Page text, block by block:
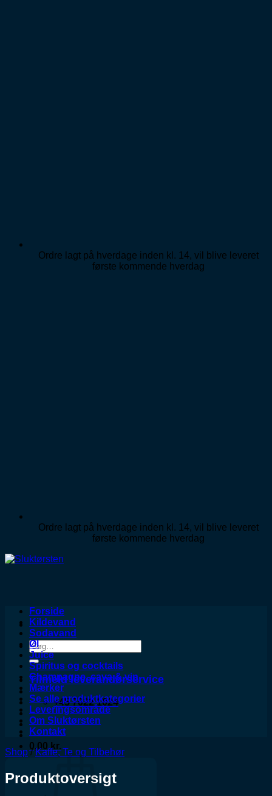
Ordre lagt på hverdage inden kl. 14, vil blive leveret
første kommende hverdag
Ordre lagt på hverdage inden kl. 14, vil blive leveret
første kommende hverdag
Søg
efter:
Tilmeld leverandørservice
+45 7022 1024
0,00kr.
Forside
Kildevand
Sodavand
Øl
Juice
Spiritus og cocktails
Champagne, cava & vin
Mærker
Se alle produktkategorier
Leveringsområde
Om Sluktørsten
Kontakt
Shop / Kaffe, Te og Tilbehør
Produktoversigt